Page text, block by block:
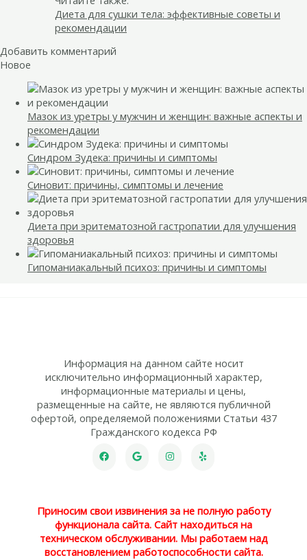
Диета для сушки тела: эффективные советы и
рекомендации
Добавить комментарий
Новое
Мазок из уретры у мужчин и женщин: важные аспекты и
рекомендации
Синдром Зудека: причины и симптомы
Синовит: причины, симптомы и лечение
Диета при эритематозной гастропатии для улучшения
здоровья
Гипоманиакальный психоз: причины и симптомы
Информация на данном сайте носит
исключительно информационный характер,
информационные материалы и цены,
размещенные на сайте, не являются публичной
офертой, определяемой положениями Статьи 437
Гражданского кодекса РФ
Приносим свои извинения за не полную работу
функционала сайта. Сайт находиться на
техническом обслуживании. Мы работаем над
восстановлением работоспособности сайта.